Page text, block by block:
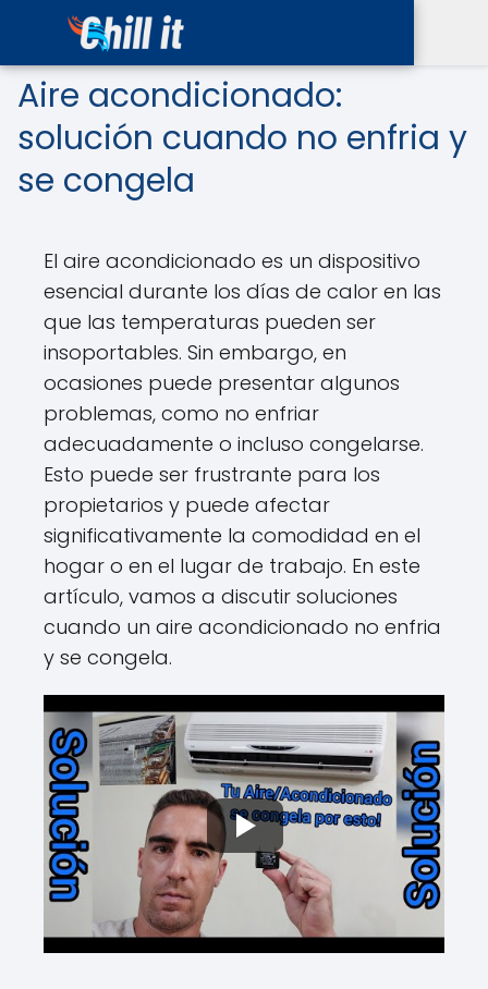
Aire acondicionado:
solución cuando no enfria y
se congela
El aire acondicionado es un dispositivo
esencial durante los días de calor en las
que las temperaturas pueden ser
insoportables. Sin embargo, en
ocasiones puede presentar algunos
problemas, como no enfriar
adecuadamente o incluso congelarse.
Esto puede ser frustrante para los
propietarios y puede afectar
significativamente la comodidad en el
hogar o en el lugar de trabajo. En este
artículo, vamos a discutir soluciones
cuando un aire acondicionado no enfria
y se congela.